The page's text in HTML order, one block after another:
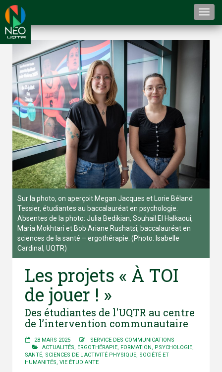
Sur la photo, on aperçoit Megan Jacques et Lorie Béland
Tessier, étudiantes au baccalauréat en psychologie.
Absentes de la photo: Julia Bedikian, Souhail El Halkaoui,
Maria Mokhtari et Bob Ariane Rushatsi, baccalauréat en
sciences de la santé – ergothérapie. (Photo: Isabelle
Cardinal, UQTR)
Les projets « À TOI
de jouer ! »
Des étudiantes de l'UQTR au centre
de l’intervention communautaire
28 MARS 2025
SERVICE DES COMMUNICATIONS
ACTUALITÉS
ERGOTHÉRAPIE FORMATION PSYCHOLOGIE
SANTÉ SCIENCES DE L'ACTIVITÉ PHYSIQUE SOCIÉTÉ ET
HUMANITÉS VIE ÉTUDIANTE